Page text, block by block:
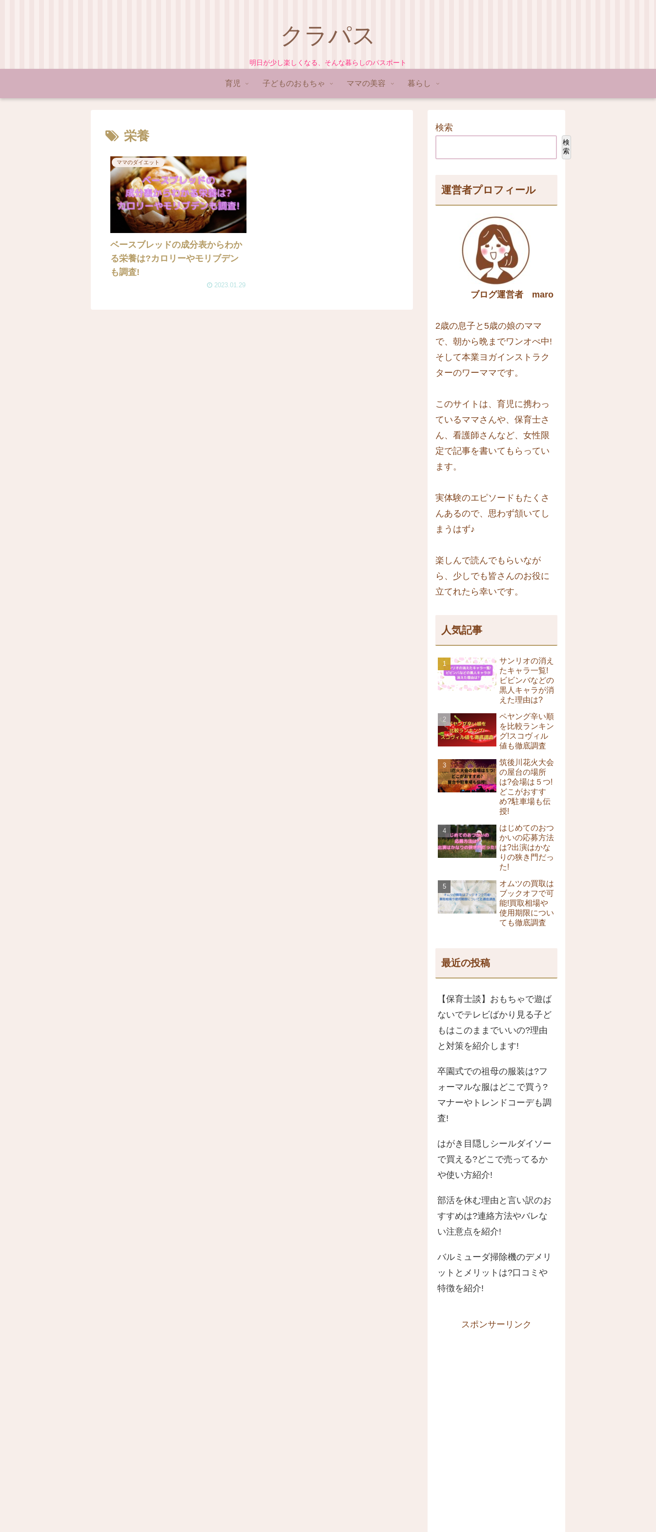
クラパス
明日が少し楽しくなる、そんな暮らしのパスポート
育児 子どものおもちゃ ママの美容 暮らし
栄養
ママのダイエット
ベースブレッドの成分表からわか
る栄養は?カロリーやモリブデン
も調査!
2023.01.29
検索
検
索
運営者プロフィール
ブログ運営者 maro
2歳の息子と5歳の娘のママ
で、朝から晩までワンオぺ中!
そして本業ヨガインストラク
ターのワーママです。
このサイトは、育児に携わっ
ているママさんや、保育士さ
ん、看護師さんなど、女性限
定で記事を書いてもらってい
ます。
実体験のエピソードもたくさ
んあるので、思わず頷いてし
まうはず♪
楽しんで読んでもらいなが
ら、少しでも皆さんのお役に
立てれたら幸いです。
人気記事
サンリオの消え
たキャラ一覧!
ビビンバなどの
黒人キャラが消
えた理由は?
ペヤング辛い順
を比較ランキン
グ!スコヴィル
値も徹底調査
筑後川花火大会
の屋台の場所
は?会場は５つ!
どこがおすす
め?駐車場も伝
授!
はじめてのおつ
かいの応募方法
は?出演はかな
りの狭き門だっ
た!
オムツの買取は
ブックオフで可
能!買取相場や
使用期限につい
ても徹底調査
最近の投稿
【保育士談】おもちゃで遊ば
ないでテレビばかり見る子ど
もはこのままでいいの?理由
と対策を紹介します!
卒園式での祖母の服装は?フ
ォーマルな服はどこで買う?
マナーやトレンドコーデも調
査!
はがき目隠しシールダイソー
で買える?どこで売ってるか
や使い方紹介!
部活を休む理由と言い訳のお
すすめは?連絡方法やバレな
い注意点を紹介!
バルミューダ掃除機のデメリ
ットとメリットは?口コミや
特徴を紹介!
スポンサーリンク